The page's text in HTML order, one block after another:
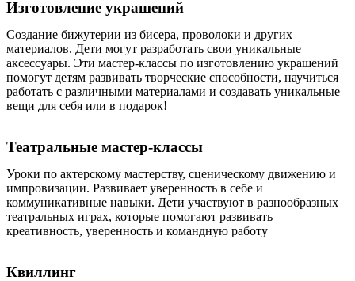
Изготовление украшений
Создание бижутерии из бисера, проволоки и других
материалов. Дети могут разработать свои уникальные
аксессуары. Эти мастер-классы по изготовлению украшений
помогут детям развивать творческие способности, научиться
работать с различными материалами и создавать уникальные
вещи для себя или в подарок!
Театральные мастер-классы
Уроки по актерскому мастерству, сценическому движению и
импровизации. Развивает уверенность в себе и
коммуникативные навыки. Дети участвуют в разнообразных
театральных играх, которые помогают развивать
креативность, уверенность и командную работу
Квиллинг